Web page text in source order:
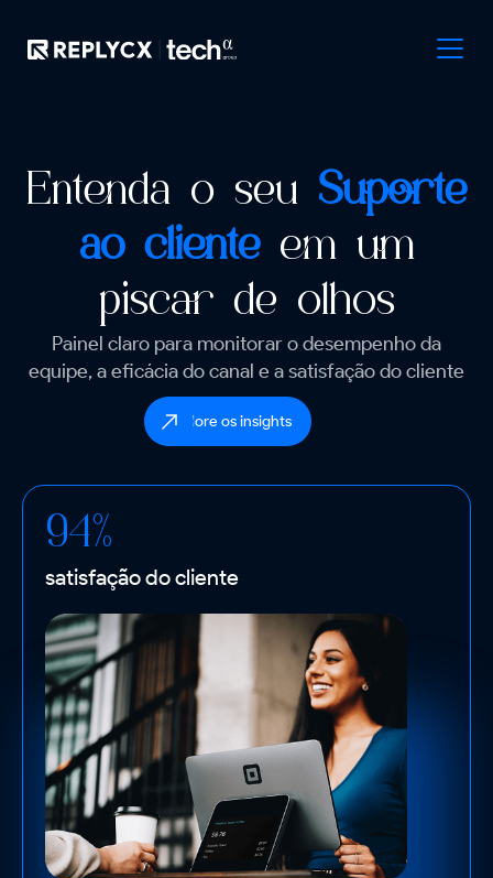
Entenda o seu Suporte
ao clienteem um
piscar de olhos
Painel claro para monitorar o desempenho da
equipe, a eficácia do canal e a satisfação do cliente
Explore os insights
94%
satisfação do cliente